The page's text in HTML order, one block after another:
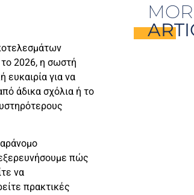
2026, η σωστή
ευκαιρία για να
άδικα σχόλια ή το
πώς
να
πρακτικές